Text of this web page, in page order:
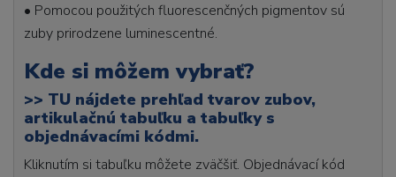
• Pomocou použitých fluorescenčných pigmentov sú
zuby prirodzene luminescentné.
Kde si môžem vybrať?
>> TU nájdete prehľad tvarov zubov,
artikulačnú tabuľku a tabuľky s
objednávacími kódmi.
Kliknutím si tabuľku môžete zväčšiť. Objednávací kód